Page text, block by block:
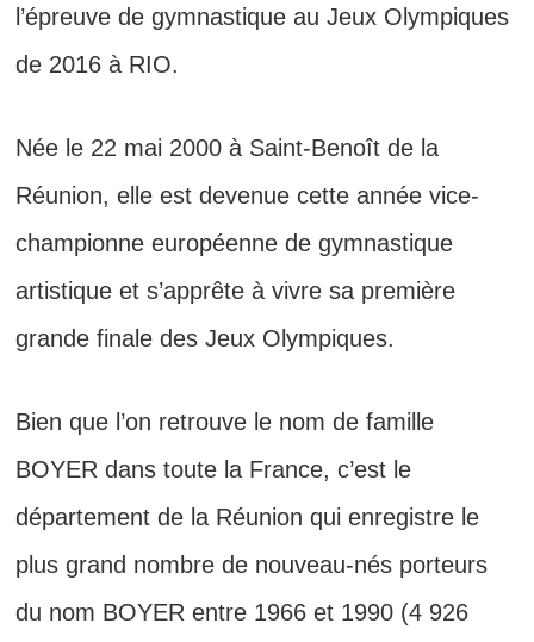
l’épreuve de gymnastique au Jeux Olympiques
de 2016 à RIO.
Née le 22 mai 2000 à Saint-Benoît de la
Réunion, elle est devenue cette année vice-
championne européenne de gymnastique
artistique et s’apprête à vivre sa première
grande finale des Jeux Olympiques.
Bien que l’on retrouve le nom de famille
BOYER dans toute la France, c’est le
département de la Réunion qui enregistre le
plus grand nombre de nouveau-nés porteurs
du nom BOYER entre 1966 et 1990 (4 926